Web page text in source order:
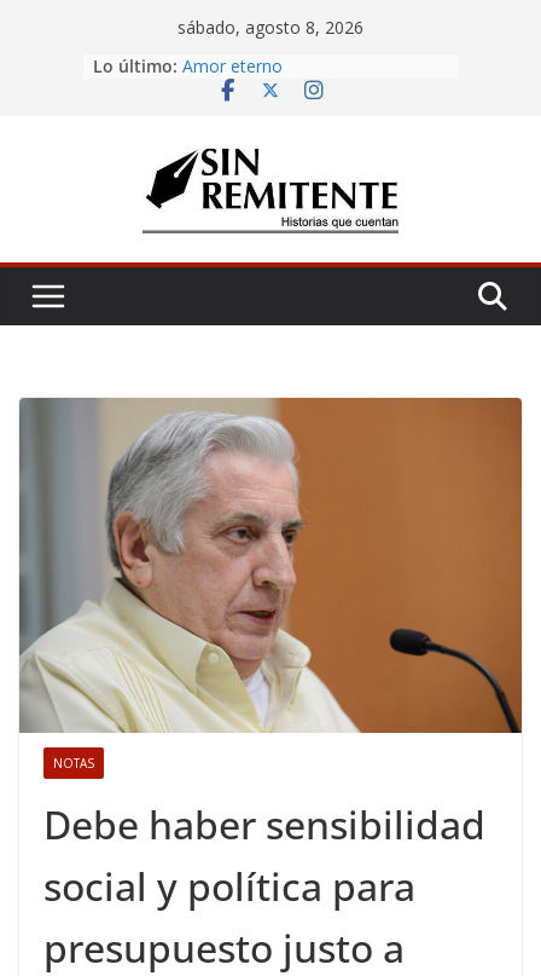
sábado, agosto 8, 2026
Lo último: Misa de 12
Amor eterno
La Carta
NOTAS
Debe haber sensibilidad
social y política para
presupuesto justo a